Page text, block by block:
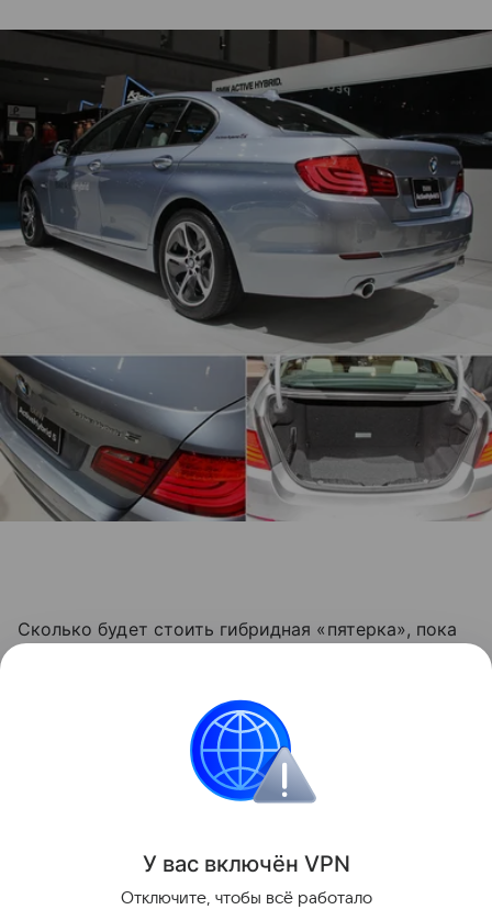
Сколько будет стоить гибридная «пятерка», пока
BMW 535i, который имеет 306 л. с. (2,5 млн руб.),
но дешевле BMW 550i, за который в России просят
У вас включён VPN
Отключите, чтобы всё работало